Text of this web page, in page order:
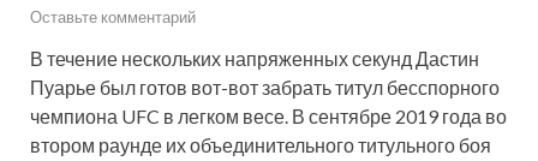
Оставьте комментарий
В течение нескольких напряженных секунд Дастин
Пуарье был готов вот-вот забрать титул бесспорного
чемпиона UFC в легком весе. В сентябре 2019 года во
втором раунде их объединительного титульного боя